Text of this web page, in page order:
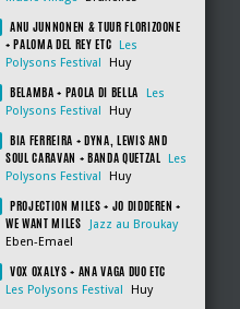
ANU JUNNONEN & TUUR FLORIZOONE
+ PALOMA DEL REY ETC
Les
Polysons Festival
Huy
BELAMBA + PAOLA DI BELLA
Les
Polysons Festival
Huy
BIA FERREIRA + DYNA, LEWIS AND
SOUL CARAVAN + BANDA QUETZAL
Les
Polysons Festival
Huy
PROJECTION MILES + JO DIDDEREN +
WE WANT MILES
Jazz au Broukay
Eben-Emael
VOX OXALYS + ANA VAGA DUO ETC
Les Polysons Festival Huy